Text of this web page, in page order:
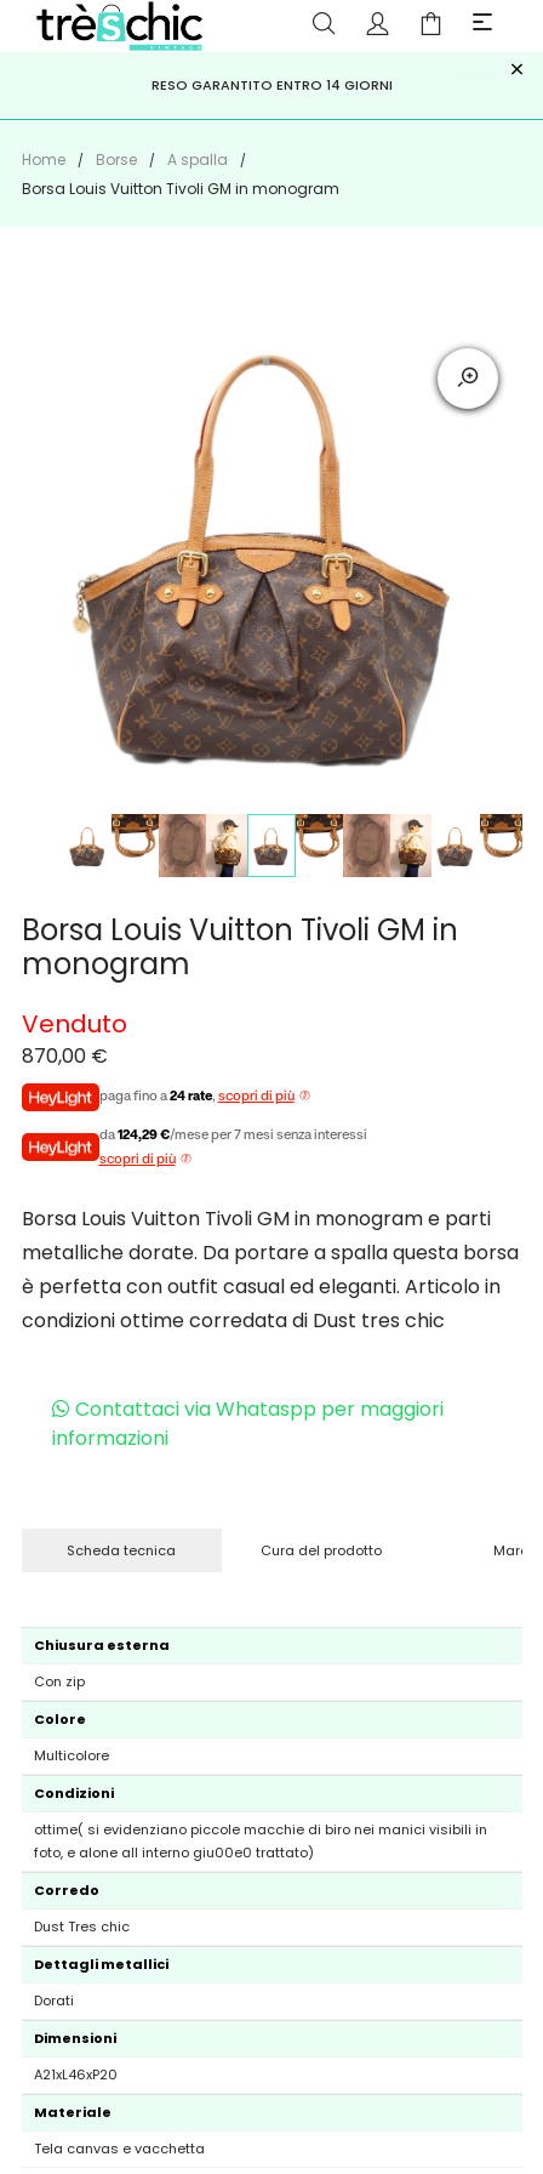
PAGA A RATE CONKLARNA,HEYLIGHT, APPAGO
ISCRIVITI ALLA NEWSLETTER PER NON PERDERE SCONTI E
OFFERTE IMPERDIBILI!
RESO GARANTITO ENTRO 14 GIORNI ×
Home Borse
A spalla
Borsa Louis Vuitton Tivoli GM in monogram
Borsa Louis Vuitton Tivoli GM in
monogram
870,00 €
paga fino a24 rate, scopri di più
da124,29 €/mese per 7 mesi senza interessi
scopri di più
Venduto
Borsa Louis Vuitton Tivoli GM in monogram e parti
metalliche dorate. Da portare a spalla questa borsa
è perfetta con outfit casual ed eleganti. Articolo in
condizioni ottime corredata di Dust tres chic
Contattaci via Whataspp per maggiori
informazioni
Scheda tecnica Cura del prodotto
Chiusura esterna
Con zip
Colore
Multicolore
Condizioni
ottime( si evidenziano piccole macchie di biro nei manici visibili in
foto, e alone all interno giu00e0 trattato)
Corredo
Dust Tres chic
Dettagli metallici
Dorati
Dimensioni
A21xL46xP20
Materiale
Tela canvas e vacchetta